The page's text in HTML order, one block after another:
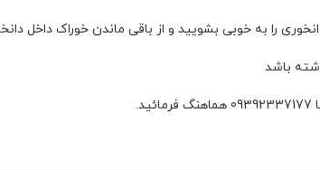
را به خوبی بشویید و از باقی ماندن خوراک داخل
باشد